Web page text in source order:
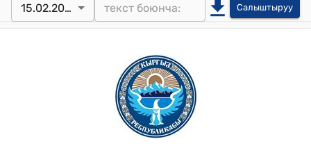
15.02.2017 Салыштыруу